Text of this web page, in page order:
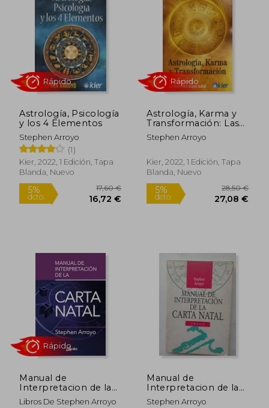
astrología en cuatro universidades de los
Estados Unidos.
Se le considera dentro del 5% superior en
su campo.
Astrología, Psicología
y los 4 Elementos
Stephen Arroyo
(1)
Kier, 2022, 1 Edición, Tapa
Blanda, Nuevo
dcto. 16,72 €
Rápido
Astrología, Karma y
Transformación: Las
Dimensiones
Interiores del Mapa
Stephen Arroyo
Kier, 2022, 1 Edición, Tapa
Blanda, Nuevo
5%
dcto.
Manual de
Interpretacion de la
Carta Natal
Libros De Stephen Arroyo
Manual de
Interpretacion de la
Carta Natal
Stephen Arroyo